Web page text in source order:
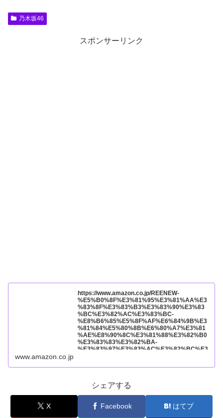
乃木坂46
スポンサーリンク
https://www.amazon.co.jp/REENEW-
%E5%B0%8F%E3%81%95%E3%81%AA%E3
%83%8F%E3%83%B3%E3%83%90%E3%83
%BC%E3%82%AC%E3%83%BC-
%E8%B6%85%E5%8F%AF%E6%84%9B%E3
%81%84%E5%80%8B%E6%80%A7%E3%81
%AE%E8%90%8C%E3%81%88%E3%82%B0
%E3%83%83%E3%82%BA-
%E3%83%97%E3%83%AC%E3%82%BC%E3
1G2VND?pd_rd_w=Am19u&content-
id=amzn1.sym.7133fed1-b7f0-4a9a-85e6-
ec0056dbe781%3Aamzn1.symc.409c7fce-
cbd2-4cf4-a6cb-
www.amazon.co.jp
シェアする
X Facebook はてブ